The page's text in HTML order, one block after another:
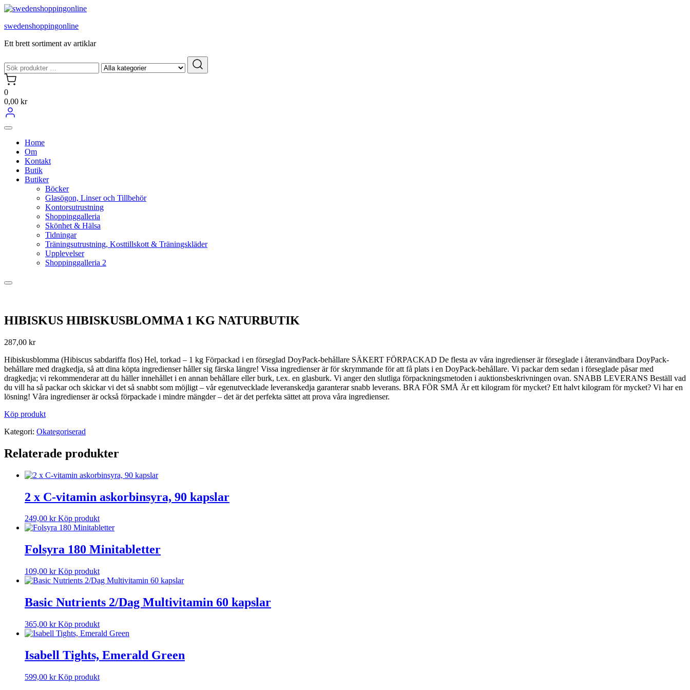
Hoppa
innehållet
swedenshoppingonline
Ett brett sortiment av artiklar
0
0,00 kr
Home
Om
Kontakt
Butik
Butiker
Böcker
Glasögon, Linser och Tillbehör
Kontorsutrustning
Shoppinggalleria
Skönhet & Hälsa
Tidningar
Träningsutrustning, Kosttillskott & Träningskläder
Upplevelser
Shoppinggalleria 2
HIBISKUS HIBISKUSBLOMMA 1 KG NATURBUTIK
287,00 kr
Hibiskusblomma (Hibiscus sabdariffa flos) Hel, torkad – 1 kg Förpackad i en förseglad DoyPack-behållare SÄKERT FÖRPACKAD De flesta av våra ingredienser är förseglade i återanvändbara DoyPack-
behållare med dragkedja, så att dina köpta ingredienser håller sig färska längre! Vissa ingredienser är för skrymmande för att få plats i en DoyPack-behållare. Vi packar dem sedan i förseglade påsar med
dragkedja; vi rekommenderar att du häller innehållet i en annan behållare eller burk, t.ex. en glasburk. Vi anger den slutliga förpackningsmetoden i auktionsbeskrivningen ovan. SNABB LEVERANS Beställ vad
du vill ha så packar och skickar vi det så snabbt som möjligt – vår egenutvecklade leveranskedja garanterar snabb leverans. BRA FÖR SMÅ Är ett kilogram för mycket? Ett halvt kilogram för mycket? Vi har en
lösning! Våra ingredienser är också förpackade i mindre mängder – det är det perfekta sättet att prova våra ingredienser.
Köp produkt
Kategori: Okategoriserad
Relaterade produkter
2 x C-vitamin askorbinsyra, 90 kapslar
249,00 kr Köp produkt
Folsyra 180 Minitabletter
109,00 kr Köp produkt
Basic Nutrients 2/Dag Multivitamin 60 kapslar
365,00 kr Köp produkt
Isabell Tights, Emerald Green
599,00 kr Köp produkt